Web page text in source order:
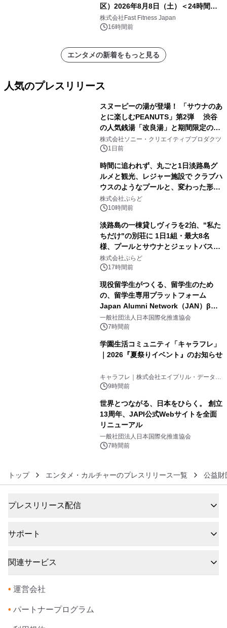
区）2026年8月8日（土）＜24時間年
中無休のフィットネスジム＞
株式会社Fast Fitness Japan
16時間前
エンタメの新着をもっと見る
人気のプレスリリース
スヌーピーの湯が登場！ 「サウナのあ
とに楽しむPEANUTS」第2弾 渋谷
の人気銭湯「改良湯」と期間限定のコ
ラボレーション サウナイキタイコラ
ボグッズも発売決定！
株式会社ソニー・クリエイティブプロダクツ
1日前
時間に追われず、丸ごと1日淡路島グ
ルメと観光、レジャー施設で クラブハ
ウスのようなプールと、変わった形の
サウナも 「THE BOXY AWAJI」のお
得な素泊まり連泊プランで
株式会社ぷらど
10時間前
淡路島の一棟貸しヴィラを2泊、"私た
ちだけ"の別荘に 1日1組・最大8名
様、プールとサウナとジェットバス付
きで Villa Mon Temps AWAJIの連泊
素泊りプラン
株式会社ぷらど
17時間前
現役留学生がつくる、留学生のため
の、留学生専用プラットフォーム
Japan Alumni Network（JAN）β版
をリリース
一般社団法人日本国際化推進協会
7時間前
学園生活コミュニティ「キャラフレ」
｜2026『夏祭りイベント』のお知らせ
キャラフレ｜株式会社エイプリル・データ・
デザインズ
9時間前
世界とつながる、日本をひらく。 創立
13周年、JAPI公式Webサイトを全面
リニューアル
一般社団法人日本国際化推進協会
7時間前
トップ エンタメ・カルチャーのプレスリリース一覧 公益
プレスリリース配信
サポート
関連サービス
• 運営会社
• パートナープログラム